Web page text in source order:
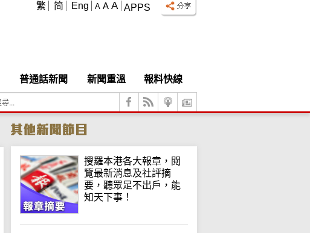
APPS
A A A
繁 简 Eng
普通話新聞 新聞重溫
報料快線
搜羅本港各大報章，閱
覽最新消息及社評摘
要，聽眾足不出戶，能
知天下事！